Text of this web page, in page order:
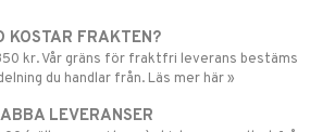
KOSTAR FRAKTEN?
kr. Vår gräns för fraktfri leverans bestäms
du handlar från. Läs mer här »
LEVERANSER